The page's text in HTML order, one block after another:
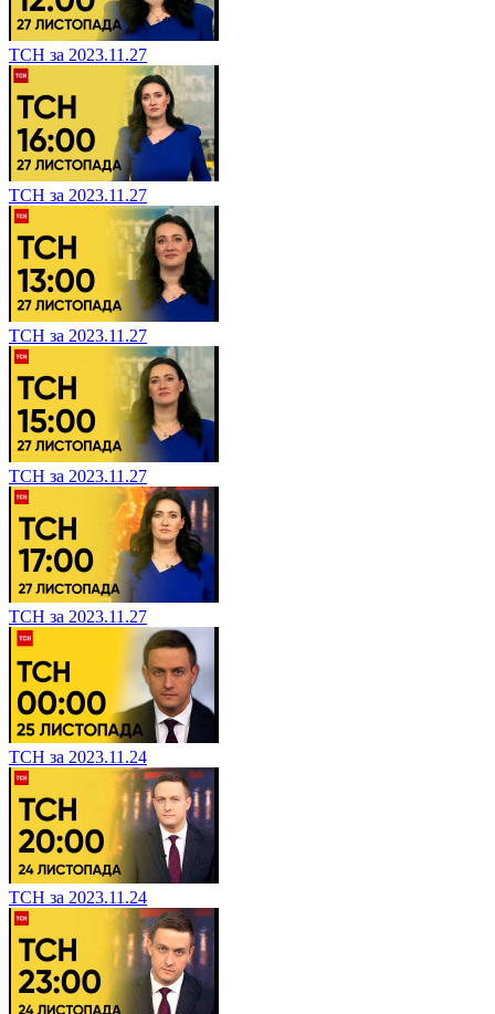
ТСН за 2023.11.27
ТСН за 2023.11.27
ТСН за 2023.11.27
ТСН за 2023.11.27
ТСН за 2023.11.27
ТСН за 2023.11.24
ТСН за 2023.11.24